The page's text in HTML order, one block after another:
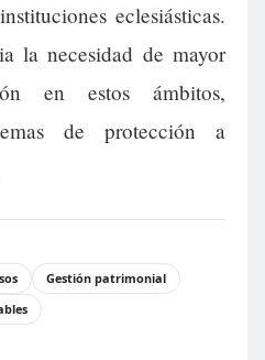
eclesiásticas.
la necesidad de mayor
en estos ámbitos,
de protección a
Gestión patrimonial